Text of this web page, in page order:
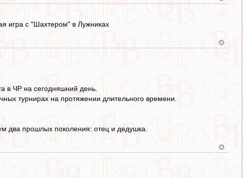
игра с "Шахтером" в Лужниках
в ЧР на сегодняшний день.
турнирах на протяжении длительного времени.
два прошлых поколения: отец и дедушка.